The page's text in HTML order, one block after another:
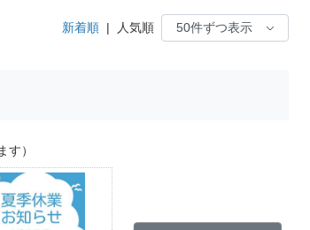
新着順 | 人気順
す）